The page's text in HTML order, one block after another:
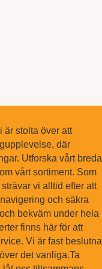
är stolta över att
där
Utforska vårt breda
vårt sortiment. Som
vi alltid efter att
och säkra
bekväm under hela
finns här för att
Vi är fast beslutna
det vanliga.Ta